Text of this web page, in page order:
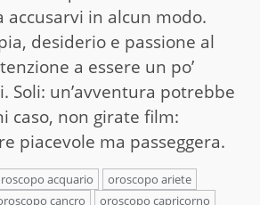
in alcun modo.
desiderio e passione al
a essere un po’
Soli: un’avventura potrebbe
caso, non girate film:
piacevole ma passeggera.
acquario
oroscopo ariete
cancro oroscopo capricorno